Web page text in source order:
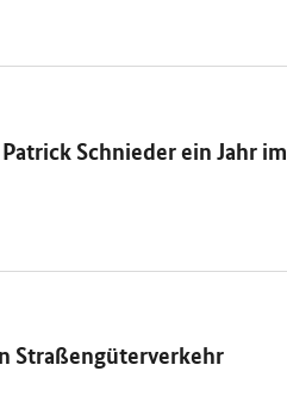
Schnieder ein Jahr
Straßengüterverkehr